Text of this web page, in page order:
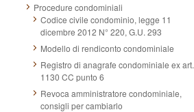
Procedure condominiali
Codice civile condominio, legge 11
dicembre 2012 N° 220, G.U. 293
Modello di rendiconto condominiale
Registro di anagrafe condominiale ex art.
1130 CC punto 6
Revoca amministratore condominiale,
consigli per cambiarlo